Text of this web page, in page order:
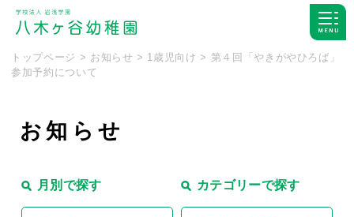
トップページ > お知らせ > 1歳児向け > 第４回「やきがやひろば」
参加予約について
お知 らせ
月別で探す カテゴリーで探す